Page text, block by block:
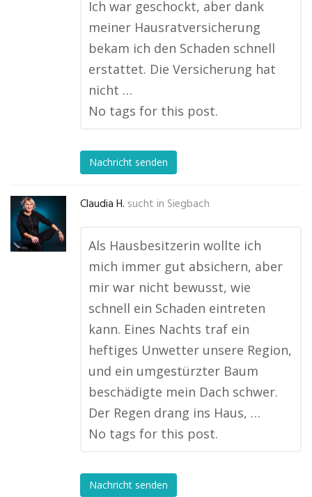
Ich war geschockt, aber dank
meiner Hausratversicherung
bekam ich den Schaden schnell
erstattet. Die Versicherung hat
nicht …
No tags for this post.
Nachricht senden
Claudia H. sucht in Siegbach
Als Hausbesitzerin wollte ich
mich immer gut absichern, aber
mir war nicht bewusst, wie
schnell ein Schaden eintreten
kann. Eines Nachts traf ein
heftiges Unwetter unsere Region,
und ein umgestürzter Baum
beschädigte mein Dach schwer.
Der Regen drang ins Haus, …
No tags for this post.
Nachricht senden